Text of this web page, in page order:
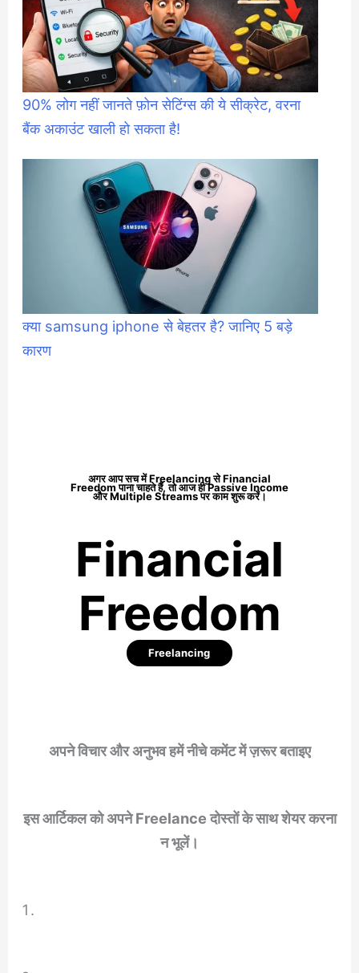
90% लोग नहीं जानते फ़ोन सेटिंग्स की ये सीक्रेट, वरना
बैंक अकाउंट खाली हो सकता है!
क्या samsung iphone से बेहतर है? जानिए 5 बड़े
कारण
अगर आप सच में Freelancing सेFinancial
Freedomपाना चाहते हैं, तो आज ही Passive Income
और Multiple Streams पर काम शुरू करें।
Financial
Freedom
Freelancing
अपने विचार और अनुभव हमें नीचे कमेंट में ज़रूर बताइए
इस आर्टिकल को अपने Freelance दोस्तों के साथ शेयर करना
न भूलें।